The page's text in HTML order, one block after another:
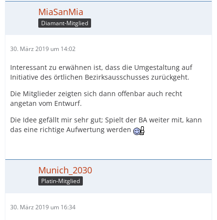
MiaSanMia
Diamant-Mitglied
30. März 2019 um 14:02
Interessant zu erwähnen ist, dass die Umgestaltung auf
Initiative des örtlichen Bezirksausschusses zurückgeht.
Die Mitglieder zeigten sich dann offenbar auch recht
angetan vom Entwurf.
Die Idee gefällt mir sehr gut; Spielt der BA weiter mit, kann
das eine richtige Aufwertung werden
Munich_2030
Platin-Mitglied
30. März 2019 um 16:34